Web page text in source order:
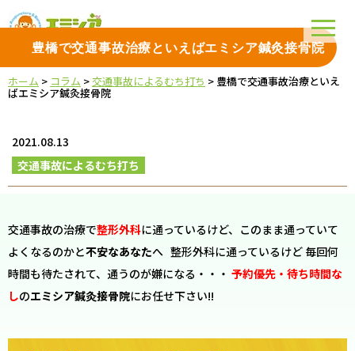
豊橋で交通事故治療といえばエミシア鍼灸接骨院
ホーム > コラム >交通事故によるむち打ち > 豊橋で交通事故治療といえ
ばエミシア鍼灸接骨院
2021.08.13
交通事故によるむち打ち
交通事故の治療で整形外科に通っているけど、このまま通っていて
よくなるのかと不安なあなたへ 整形外科に通っているけど 毎回何
時間も待たされて、通うのが嫌になる・・・ 予約優先・待ち時間な
しのエミシア鍼灸接骨院にお任せ下さい!!